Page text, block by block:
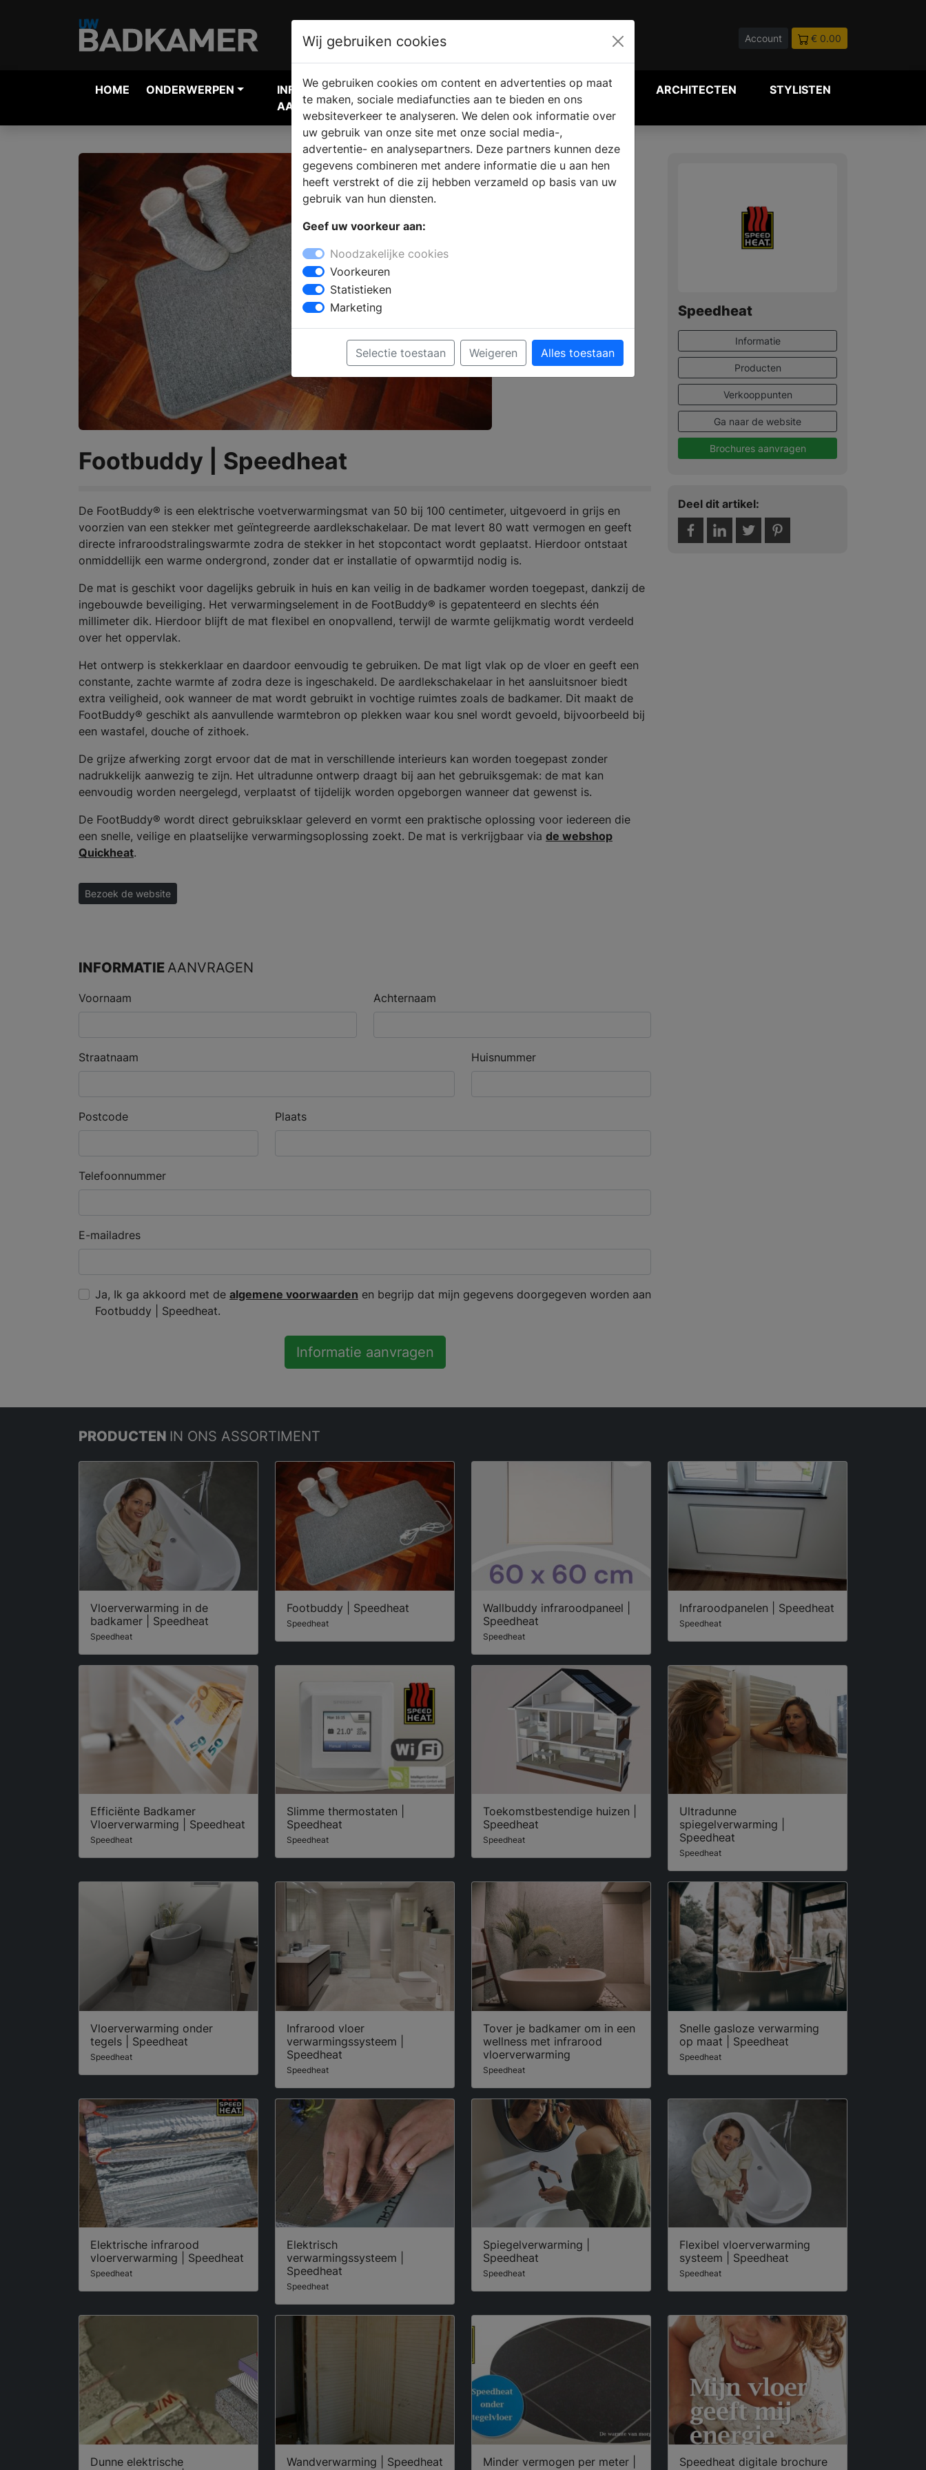
Account € 0.00
HOME ONDERWERPEN
INFORMATIE
AANVRAGEN
VERKOOPLOCATIE
VINDEN
WEBSHOP ARCHITECTEN STYLISTEN
Footbuddy | Speedheat
De FootBuddy® is een elektrische voetverwarmingsmat van 50 bij 100 centimeter, uitgevoerd in grijs en
voorzien van een stekker met geïntegreerde aardlekschakelaar. De mat levert 80 watt vermogen en geeft
directe infraroodstralingswarmte zodra de stekker in het stopcontact wordt geplaatst. Hierdoor ontstaat
onmiddellijk een warme ondergrond, zonder dat er installatie of opwarmtijd nodig is.
De mat is geschikt voor dagelijks gebruik in huis en kan veilig in de badkamer worden toegepast, dankzij de
ingebouwde beveiliging. Het verwarmingselement in de FootBuddy® is gepatenteerd en slechts één
millimeter dik. Hierdoor blijft de mat flexibel en onopvallend, terwijl de warmte gelijkmatig wordt verdeeld
over het oppervlak.
Het ontwerp is stekkerklaar en daardoor eenvoudig te gebruiken. De mat ligt vlak op de vloer en geeft een
constante, zachte warmte af zodra deze is ingeschakeld. De aardlekschakelaar in het aansluitsnoer biedt
extra veiligheid, ook wanneer de mat wordt gebruikt in vochtige ruimtes zoals de badkamer. Dit maakt de
FootBuddy® geschikt als aanvullende warmtebron op plekken waar kou snel wordt gevoeld, bijvoorbeeld bij
een wastafel, douche of zithoek.
De grijze afwerking zorgt ervoor dat de mat in verschillende interieurs kan worden toegepast zonder
nadrukkelijk aanwezig te zijn. Het ultradunne ontwerp draagt bij aan het gebruiksgemak: de mat kan
eenvoudig worden neergelegd, verplaatst of tijdelijk worden opgeborgen wanneer dat gewenst is.
De FootBuddy® wordt direct gebruiksklaar geleverd en vormt een praktische oplossing voor iedereen die
een snelle, veilige en plaatselijke verwarmingsoplossing zoekt. De mat is verkrijgbaar via de webshop
Quickheat.
Bezoek de website
INFORMATIEAANVRAGEN
Voornaam Achternaam
Straatnaam Huisnummer
Postcode Plaats
Telefoonnummer
E-mailadres
Ja, Ik ga akkoord met de algemene voorwaarden en begrijp dat mijn gegevens doorgegeven worden aan
Footbuddy | Speedheat.
Informatie aanvragen
Speedheat
Informatie
Producten
Verkooppunten
Ga naar de website
Brochures aanvragen
Deel dit artikel:
PRODUCTEN IN ONS ASSORTIMENT
Vloerverwarming in de
badkamer | Speedheat
Speedheat
Footbuddy | Speedheat
Speedheat
Wallbuddy infraroodpaneel |
Speedheat
Speedheat
Infraroodpanelen | Speedheat
Speedheat
Efficiënte Badkamer
Vloerverwarming | Speedheat
Speedheat
Slimme thermostaten |
Speedheat
Speedheat
Toekomstbestendige huizen |
Speedheat
Speedheat
Ultradunne
spiegelverwarming |
Speedheat
Speedheat
Vloerverwarming onder
tegels | Speedheat
Speedheat
Infrarood vloer
verwarmingssysteem |
Speedheat
Speedheat
Tover je badkamer om in een
wellness met infrarood
vloerverwarming
Speedheat
Snelle gasloze verwarming
op maat | Speedheat
Speedheat
Elektrische infrarood
vloerverwarming | Speedheat
Speedheat
Elektrisch
verwarmingssysteem |
Speedheat
Speedheat
Spiegelverwarming |
Speedheat
Speedheat
Flexibel vloerverwarming
systeem | Speedheat
Speedheat
Dunne elektrische
Wandverwarming | Speedheat
Minder vermogen per meter |
Speedheat digitale brochure
Wij gebruiken cookies
We gebruiken cookies om content en advertenties op maat
te maken, sociale mediafuncties aan te bieden en ons
websiteverkeer te analyseren. We delen ook informatie over
uw gebruik van onze site met onze social media-,
advertentie- en analysepartners. Deze partners kunnen deze
gegevens combineren met andere informatie die u aan hen
heeft verstrekt of die zij hebben verzameld op basis van uw
gebruik van hun diensten.
Geef uw voorkeur aan:
Noodzakelijke cookies
Voorkeuren
Statistieken
Marketing
Selectie toestaan Weigeren Alles toestaan